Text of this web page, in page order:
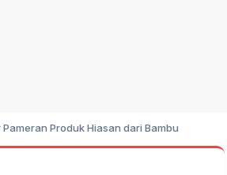
Pameran Produk Hiasan dari Bambu